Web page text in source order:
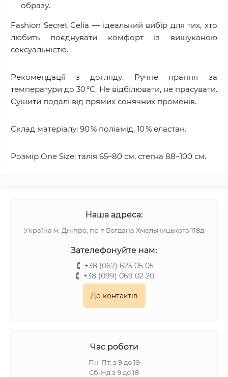
образу.
Fashion Secret Celia — ідеальний вибір для тих, хто
любить поєднувати комфорт із вишуканою
сексуальністю.
Рекомендації з догляду. Ручне прання за
температури до 30 °C. Не відбілювати, не прасувати.
Сушити подалі від прямих сонячних променів.
Склад матеріалу: 90 % поліамід, 10 % еластан.
Розмір One Size: талія 65–80 см, стегна 88–100 см.
Наша адреса:
Українa м. Дніпро, пр-т Богдана Хмельницького 118д
Зателефонуйте нам:
+38 (067) 625 05 05
+38 (099) 069 02 20
До контактів
Час роботи
Пн-Пт: з 9 до 19
Сб-Нд з 9 до 18